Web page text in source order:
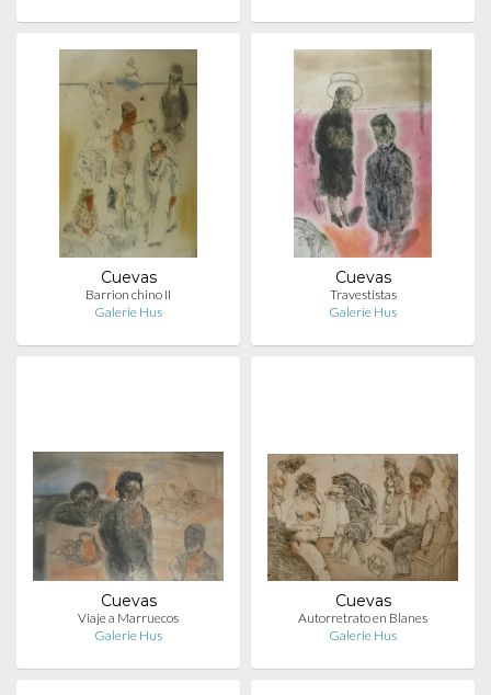
Cuevas
Barrion chino II
Galerie Hus
Cuevas
Travestistas
Galerie Hus
Cuevas
Viaje a Marruecos
Galerie Hus
Cuevas
Autorretrato en Blanes
Galerie Hus